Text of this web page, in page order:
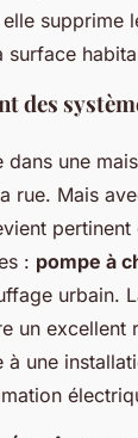
supprime
surface
des
une
rue. Mais
pertinent
: pompe à
urbain.
un excellent
à une